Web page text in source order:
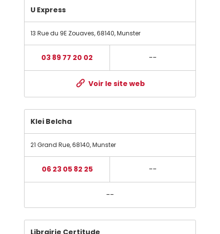
U Express
13 Rue du 9E Zouaves,68140,Munster
03 89 77 20 02 --
Voir le site web
Klei Belcha
21 Grand Rue,68140,Munster
06 23 05 82 25 --
--
Librairie Certitude